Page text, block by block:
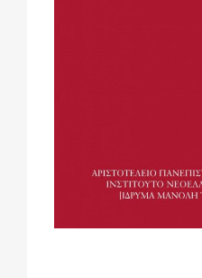
ΠΟΛΙΤΙΣΤΙΚΟΙ ΦΟΡΕΙΣ
ΧΩΡΟΙ ΤΕΧΝΗΣ